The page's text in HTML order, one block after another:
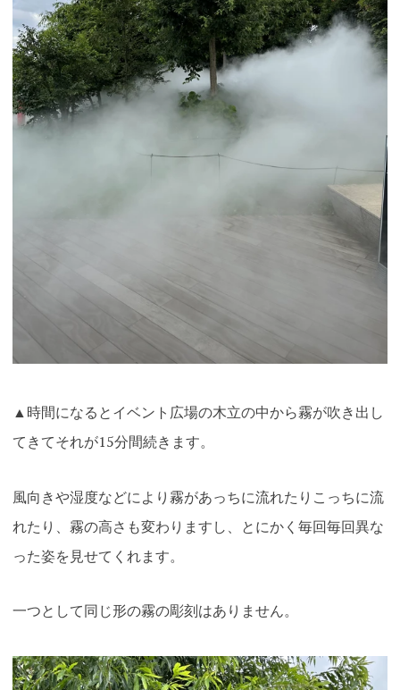
▲時間になるとイベント広場の木立の中から霧が吹き出し
てきてそれが15分間続きます。
風向きや湿度などにより霧があっちに流れたりこっちに流
れたり、霧の高さも変わりますし、とにかく毎回毎回異な
った姿を見せてくれます。
一つとして同じ形の霧の彫刻はありません。